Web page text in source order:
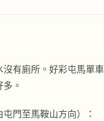
有廁所。好彩屯馬單車
。
門至馬鞍山方向）：